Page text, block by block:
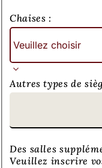
Chaises :
Autres types de
Des salles
Veuillez inscrire